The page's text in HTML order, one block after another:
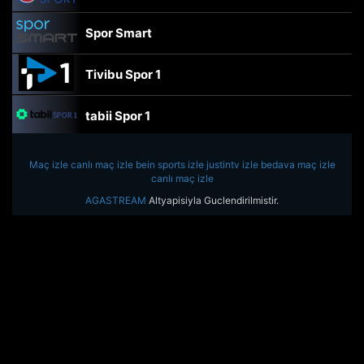
Spor Smart
Tivibu Spor 1
tabii Spor 1
TRT Spor
beIN Sports Haber
Maç izle canlı maç izle bein sports izle justintv izle bedava maç izle
canlı maç izle
AGASTREAM Altyapisiyla Guclendirilmistir.